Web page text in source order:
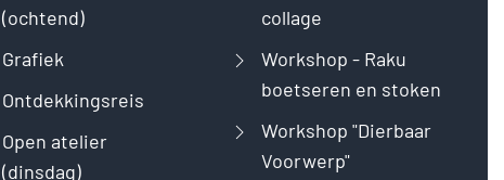
(ochtend)
Grafiek
Ontdekkingsreis
Open atelier
(dinsdag)
collage
Workshop - Raku
boetseren en stoken
Workshop "Dierbaar
Voorwerp"